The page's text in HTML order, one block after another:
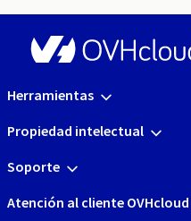
Herramientas
Propiedad intelectual
Soporte
Atención al cliente OVHcloud